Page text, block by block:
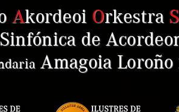
Akordeoi Orkestra S
de
Amagoia Loroño